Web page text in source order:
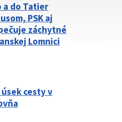
a do Tatier
PSK aj
záchytné
Lomnici
cesty v